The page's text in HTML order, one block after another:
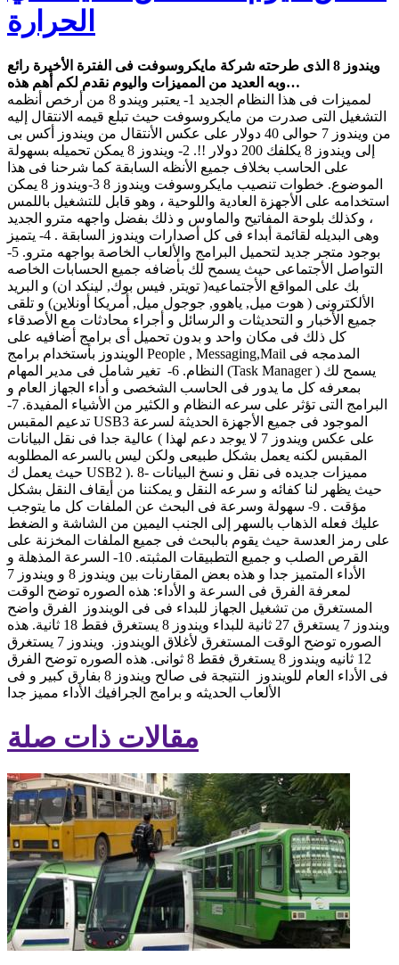
الحرارة
ويندوز 8 الذى طرحته شركة مايكروسوفت فى الفترة الأخيرة رائع
وبه العديد من المميزات واليوم نقدم لكم أهم هذه…
لمميزات فى هذا النظام الجديد 1- يعتبر ويندو 8 من أرخص أنظمه
التشغيل التى صدرت من مايكروسوفت حيث تبلع قيمه الانتقال إليه
من ويندوز 7 حوالى 40 دولار على عكس الأنتقال من ويندوز أكس بى
إلى ويندوز 8 يكلفك 200 دولار !!. 2- ويندوز 8 يمكن تحميله بسهولة
على الحاسب بخلاف جميع الأنظه السابقة كما شرحنا فى هذا
الموضوع. خطوات تنصيب مايكروسوفت ويندوز 8 3-ويندوز 8 يمكن
استخدامه على الأجهزة العادية واللوحية ، وهو قابل للتشغيل باللمس
، وكذلك بلوحة المفاتيح والماوس و ذلك بفضل واجهه مترو الجديد
وهى البديله لقائمة أبداء فى كل أصدارات ويندوز السابقة . 4- يتميز
بوجود متجر جديد لتحميل البرامج والألعاب الخاصة بواجهه مترو. 5-
التواصل الأجتماعى حيث يسمح لك بأضافه جميع الحسابات الخاصه
بك على المواقع الأجتماعيه( تويتر, فيس بوك, لينكد ان) و البريد
الألكترونى ( هوت ميل, ياهوو, جوجول ميل, أمريكا أونلاين) و تلقى
جميع الأخبار و التحديثات و الرسائل و أجراء محادثات مع الأصدقاء
كل ذلك فى مكان واحد و بدون تحميل أى برامج أضافيه على
الويندوز بأستخدام برامج People , Messaging,Mail المدمجه فى
النظام. 6- تغير شامل فى مدير المهام (Task Manager ) يسمح لك
بمعرفه كل ما يدور فى الحاسب الشخصى و أداء الجهاز العام و
البرامج التى تؤثر على سرعه النظام و الكثير من الأشياء المفيدة. 7-
تدعيم المقبس USB3 الموجود فى جميع الأجهزة الحديثة لسرعة
عالية جدا فى نقل البيانات ( على عكس ويندوز 7 لا يوجد دعم لهذا
المقبس لكنه يعمل بشكل طبيعى ولكن ليس بالسرعه المطلوبه
حيث يعمل ك USB2 ). 8- مميزات جديده فى نقل و نسخ البيانات
حيث يظهر لنا كفائه و سرعه النقل و يمكننا من أيقاف النقل بشكل
مؤقت . 9- سهولة وسرعة فى البحث عن الملفات كل ما يتوجب
عليك فعله الذهاب بالسهر إلى الجنب اليمين من الشاشة و الضغط
على رمز العدسة حيث يقوم بالبحث فى جميع الملفات المخزنة على
القرص الصلب و جميع التطبيقات المثبته. 10- السرعة المذهلة و
الأداء المتميز جدا و هذه بعض المقارنات بين ويندوز 8 و ويندوز 7
لمعرفة الفرق فى السرعة و الأداء: هذه الصوره توضح الوقت
المستغرق من تشغيل الجهاز للبداء فى فى الويندوز الفرق واضح
ويندوز 7 يستغرق 27 ثانية للبداء ويندوز 8 يستغرق فقط 18 ثانية. هذه
الصوره توضح الوقت المستغرق لأغلاق الويندوز. ويندوز 7 يستغرق
12 ثانيه ويندوز 8 يستغرق فقط 8 ثوانى. هذه الصوره توضح الفرق
فى الأداء العام للويندوز النتيجة فى صالح ويندوز 8 بفارق كبير و فى
الألعاب الحديثه و برامج الجرافيك الأداء مميز جدا
مقالات ذات صلة